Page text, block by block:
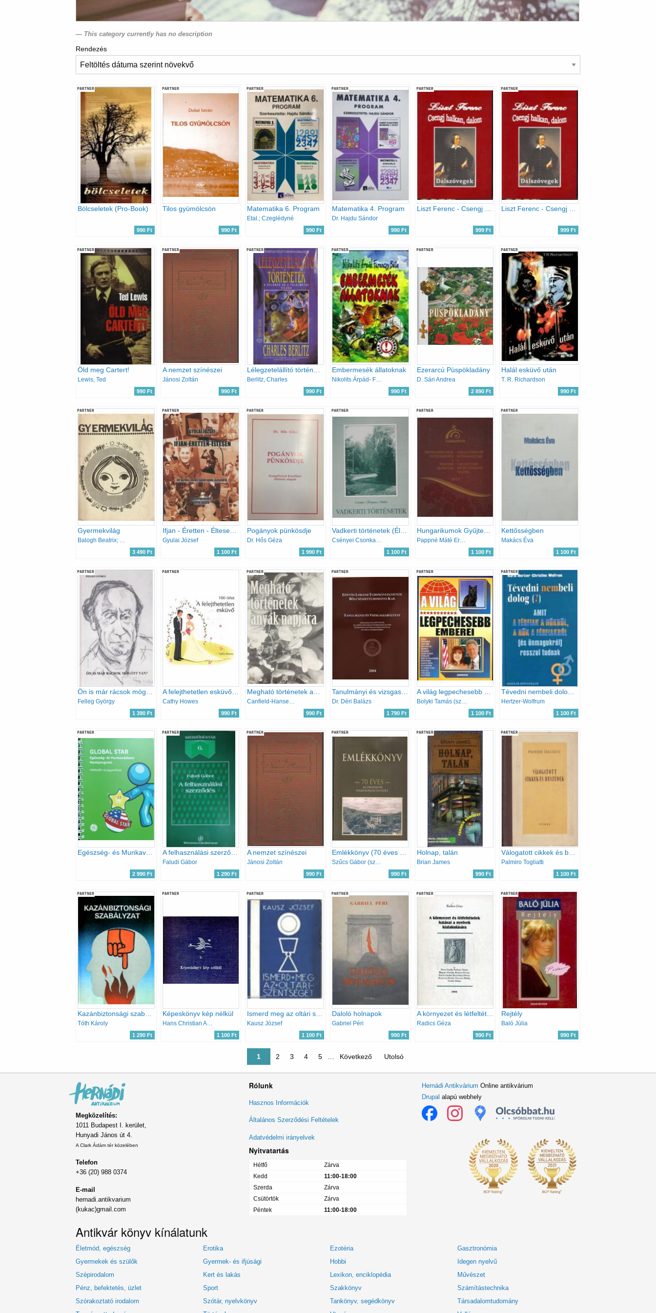
This category currently has no description
Rendezés
PARTNER
Bölcseletek (Pro-Book)
990 Ft
PARTNER
Tilos gyümölcsön
990 Ft
PARTNER
Matematika 6. Program
Etal.; Czeglédyné
990 Ft
PARTNER
Matematika 4. Program
Dr. Hajdu Sándor
990 Ft
PARTNER
999 Ft
PARTNER
999 Ft
PARTNER
Öld meg Cartert!
Lewis, Ted
990 Ft
PARTNER
A nemzet színészei
Jánosi Zoltán
990 Ft
PARTNER
Berlitz, Charles
990 Ft
PARTNER
Embermesék állatoknak
Nikolits Árpád- Ferenczy Béla
990 Ft
PARTNER
Ezerarcú Püspökladány
D. Sári Andrea
2 890 Ft
PARTNER
Halál esküvő után
T. R. Richardson
990 Ft
PARTNER
Gyermekvilág
Balogh Beatrix; Dr. Lovász Gabriella
3 490 Ft
PARTNER
Ifjan - Éretten - Éltesen (80 kérdés-válasz közel nyolv évtizedről) (Beszélgetőtárs: Tóth László)
Gyulai József
1 100 Ft
PARTNER
Pogányok pünkösdje
Dr. Hős Géza
1 990 Ft
PARTNER
Vadkerti történetek (Élményképek)
Csényei Csonka Miklós, Fenyves Mária Annunziáta, Nádai Nagy Ferenc
1 100 Ft
PARTNER
Hungarikumok Gyűjteménye - Magyar Értéktár 2013
Pappné Máté Erzsébet (szer.)
1 100 Ft
PARTNER
Kettősségben
Makács Éva
1 100 Ft
PARTNER
Felleg György
1 390 Ft
PARTNER
A felejthetetlen esküvő - 100 ötlet sorozat
Cathy Howes
990 Ft
PARTNER
Canfield-Hansen-Shimoff-Kline
990 Ft
PARTNER
Tanulmányi és vizsgaszabályzat
Dr. Déri Balázs
1 790 Ft
PARTNER
Bolyki Tamás (szerk.)
1 100 Ft
PARTNER
Hertzer-Wolfrum
1 100 Ft
PARTNER
Egészség- és Munkavédelmi Keretprogram - Felkészítő- és jegyzetfüzet (GLOBAL STAR)
2 990 Ft
PARTNER
A felhasználási szerződés 6.
Faludi Gábor
1 290 Ft
PARTNER
A nemzet színészei
Jánosi Zoltán
990 Ft
PARTNER
Emlékkönyv (70 éves az országos onkológiai intézet)
Szűcs Gábor (szerk)
990 Ft
PARTNER
Holnap, talán
Brian James
990 Ft
PARTNER
Válogatott cikkek és beszédek
Palmiro Togliatti
1 100 Ft
PARTNER
Tóth Károly
1 290 Ft
PARTNER
Képeskönyv kép nélkül
Hans Christian Andresen
1 100 Ft
PARTNER
Kausz József
1 100 Ft
PARTNER
Daloló holnapok
Gabriel Péri
990 Ft
PARTNER
A környezet és létfeltételek hatásai a nyelvek kialakulására
Radics Géza
990 Ft
PARTNER
Rejtély
Baló Júlia
990 Ft
Jelenlegi oldal
1 Oldal
2 Oldal
3 Oldal
4 Oldal
5 Következő oldal
Következő Utolsó oldal
Utolsó
Megközelítés:
1011 Budapest I. kerület,
Hunyadi János út 4.
A Clark Ádám tér közelében
Telefon
+36 (20) 988 0374
E-mail
hernadi.antikvarium
(kukac)gmail.com
Rólunk
Lábléc
menü
Hasznos Információk
Általános Szerződési Feltételek
Adatvédelmi irányelvek
Nyitvatartás
Hétfő
Zárva
Kedd
11:00-18:00
Szerda
Zárva
Csütörtök
Zárva
Péntek
11:00-18:00
Hernádi Antikvárium Online antikvárium
Drupal alapú webhely
Antikvár könyv kínálatunk
Életmód, egészség Erotika Ezotéria
Gasztronómia
Gyermekek és szülők
Gyermek- és ifjúsági Hobbi
Idegen nyelvű
Szépirodalom
Kert és lakás Lexikon, enciklopédia
Művészet
Pénz, befektetés, üzlet
Sport Szakkönyv
Számítástechnika
Szórakoztató irodalom
Szótár, nyelvkönyv Tankönyv, segédkönyv
Társadalomtudomány